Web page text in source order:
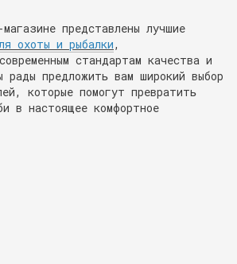
представлены лучшие
охоты и рыбалки,
стандартам качества и
рады предложить вам широкий выбор
которые помогут превратить
в настоящее комфортное